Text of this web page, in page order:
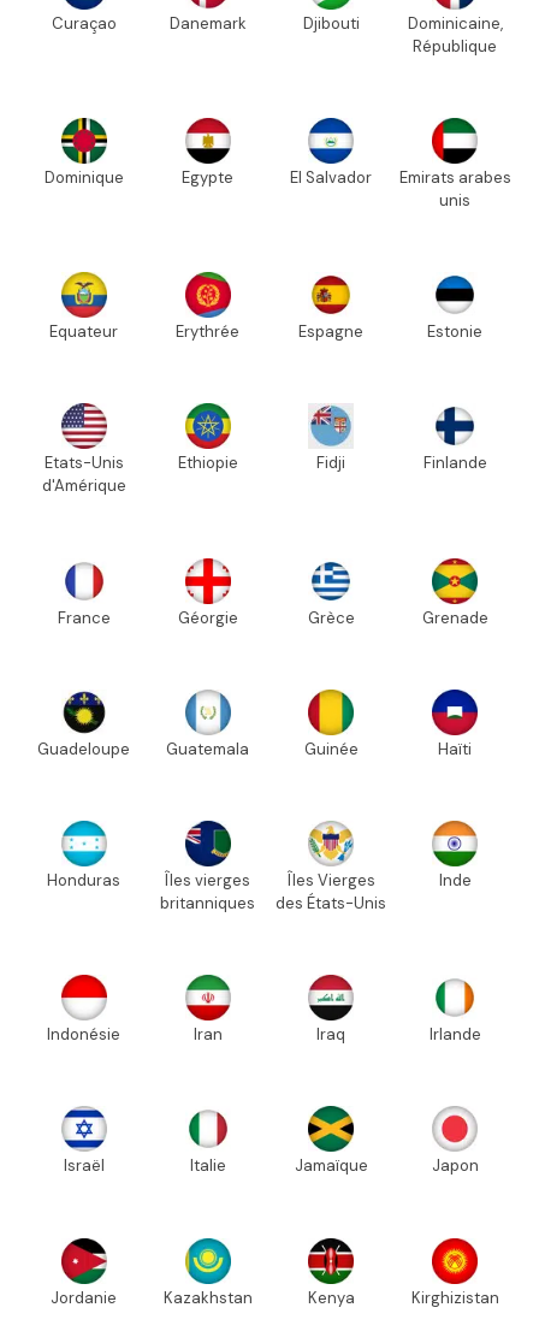
Curaçao Danemark Djibouti
Dominicaine,
République
Dominique Egypte El Salvador
Emirats arabes
unis
Equateur Erythrée Espagne Estonie
Etats-Unis
d'Amérique
Ethiopie Fidji Finlande
France Géorgie Grèce Grenade
Guadeloupe Guatemala Guinée Haïti
Honduras
Îles vierges
britanniques
Îles Vierges
des États-Unis
Inde
Indonésie Iran Iraq Irlande
Israël Italie Jamaïque Japon
Jordanie Kazakhstan Kenya Kirghizistan